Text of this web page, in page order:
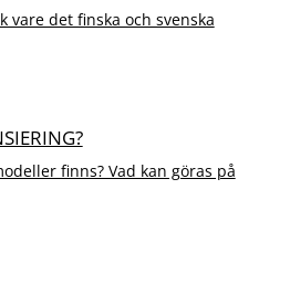
det finska och svenska
finns? Vad kan göras på